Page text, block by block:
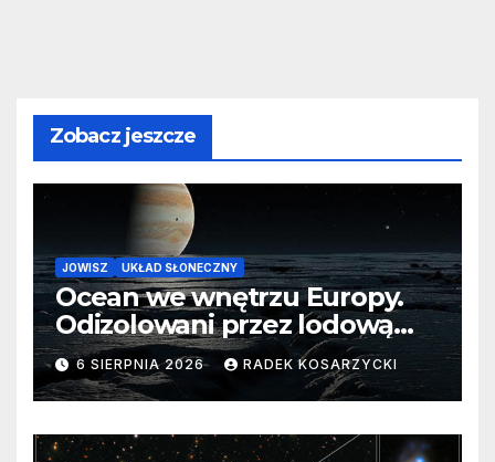
Zobacz jeszcze
JOWISZ UKŁAD SŁONECZNY
Ocean we wnętrzu Europy.
Odizolowani przez lodową
barierę
6 SIERPNIA 2026 RADEK KOSARZYCKI